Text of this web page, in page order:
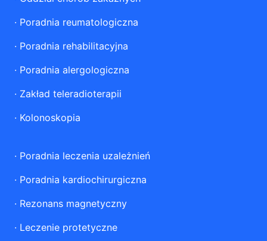
· Poradnia reumatologiczna
· Poradnia rehabilitacyjna
· Poradnia alergologiczna
· Zakład teleradioterapii
· Kolonoskopia
· Poradnia leczenia uzależnień
· Poradnia kardiochirurgiczna
· Rezonans magnetyczny
· Leczenie protetyczne